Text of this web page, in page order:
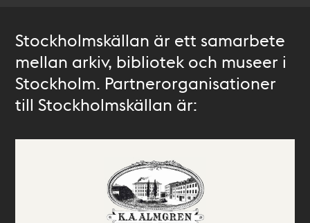
Stockholmskällan är ett samarbete
mellan arkiv, bibliotek och museer i
Stockholm. Partnerorganisationer
till Stockholmskällan är: